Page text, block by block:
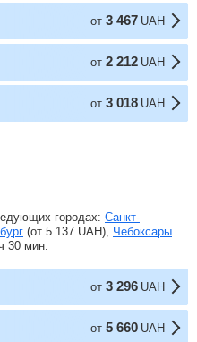
от 3 467 UAH
от 2 212 UAH
от 3 018 UAH
городах: Санкт-
(от 5 137 UAH), Чебоксары
30 мин.
от 3 296 UAH
от 5 660 UAH